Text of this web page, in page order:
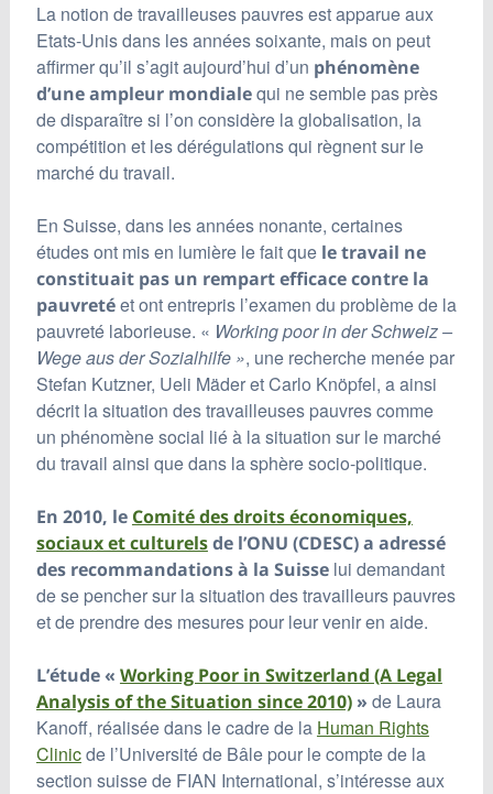
La notion de travailleuses pauvres est apparue aux
Etats-Unis dans les années soixante, mais on peut
affirmer qu’il s’agit aujourd’hui d’un phénomène
d’une ampleur mondialequi ne semble pas près
de disparaître si l’on considère la globalisation, la
compétition et les dérégulations qui règnent sur le
marché du travail.
En Suisse, dans les années nonante, certaines
études ont mis en lumière le fait que le travail ne
constituait pas un rempart efficace contre la
pauvretéet ont entrepris l’examen du problème de la
pauvreté laborieuse. « Working poor in der Schweiz –
Wege aus der Sozialhilfe », une recherche menée par
Stefan Kutzner, Ueli Mäder et Carlo Knöpfel, a ainsi
décrit la situation des travailleuses pauvres comme
un phénomène social lié à la situation sur le marché
du travail ainsi que dans la sphère socio-politique.
En 2010, le Comité des droits économiques,
sociaux et culturelsde l’ONU (CDESC) a adressé
des recommandations à la Suisselui demandant
de se pencher sur la situation des travailleurs pauvres
et de prendre des mesures pour leur venir en aide.
L’étude « Working Poor in Switzerland (A Legal
Analysis of the Situation since 2010)» de Laura
Kanoff, réalisée dans le cadre de la Human Rights
Clinicde l’Université de Bâle pour le compte de la
section suisse de FIAN International, s’intéresse aux